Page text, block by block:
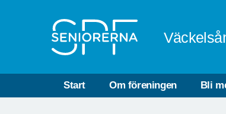
Start Om föreningen Bli